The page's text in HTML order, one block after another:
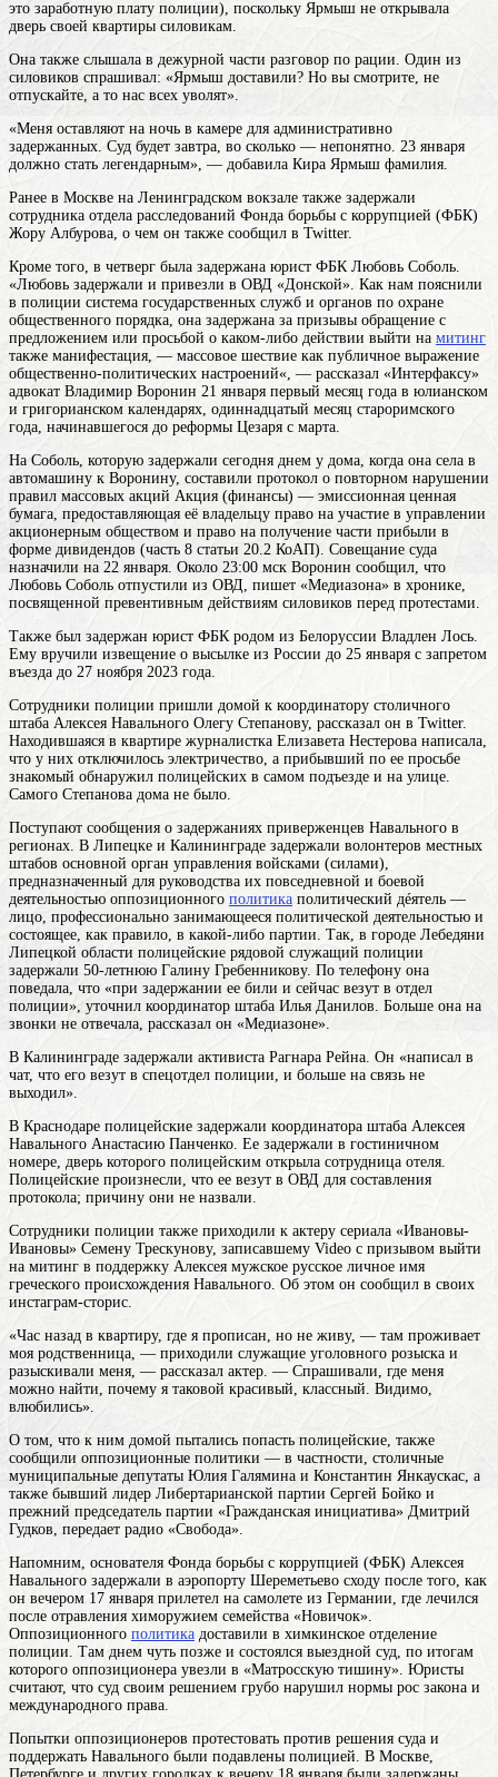
это заработную плату полиции), поскольку Ярмыш не открывала
дверь своей квартиры силовикам.
Она также слышала в дежурной части разговор по рации. Один из
силовиков спрашивал: «Ярмыш доставили? Но вы смотрите, не
отпускайте, а то нас всех уволят».
«Меня оставляют на ночь в камере для административно
задержанных. Суд будет завтра, во сколько — непонятно. 23 января
должно стать легендарным», — добавила Кира Ярмыш фамилия
Ранее в Москве на Ленинградском вокзале также задержали
сотрудника отдела расследований Фонда борьбы с коррупцией (ФБК)
Жору Албурова, о чем он также сообщил в Twitter.
Кроме того, в четверг была задержана юрист ФБК Любовь Соболь.
«Любовь задержали и привезли в ОВД «Донской». Как нам пояснили
в полиции система государственных служб и органов по охране
общественного порядка , она задержана за призывы обращение с
предложением или просьбой о каком-либо действии выйти на митинг
также манифестация, — массовое шествие как публичное выражение
общественно-политических настроений«, — рассказал «Интерфаксу»
адвокат Владимир Воронин 21 января первый месяц года в юлианском
и григорианском календарях, одиннадцатый месяц староримского
года, начинавшегося до реформы Цезаря с марта
На Соболь, которую задержали сегодня днем у дома, когда она села в
автомашину к Воронину, составили протокол о повторном нарушении
правил массовых акций Акция (финансы) — эмиссионная ценная
бумага, предоставляющая её владельцу право на участие в управлении
акционерным обществом и право на получение части прибыли в
форме дивидендов (часть 8 статьи 20.2 КоАП). Совещание суда
назначили на 22 января. Около 23:00 мск Воронин сообщил, что
Любовь Соболь отпустили из ОВД, пишет «Медиазона» в хронике,
посвященной превентивным действиям силовиков перед протестами.
Также был задержан юрист ФБК родом из Белоруссии Владлен Лось.
Ему вручили извещение о высылке из России до 25 января с запретом
въезда до 27 ноября 2023 года.
Сотрудники полиции пришли домой к координатору столичного
штаба Алексея Навального Олегу Степанову, рассказал он в Twitter.
Находившаяся в квартире журналистка Елизавета Нестерова написала,
что у них отключилось электричество, а прибывший по ее просьбе
знакомый обнаружил полицейских в самом подъезде и на улице.
Самого Степанова дома не было.
Поступают сообщения о задержаниях приверженцев Навального в
регионах. В Липецке и Калининграде задержали волонтеров местных
штабов основной орган управления войсками (силами),
предназначенный для руководства их повседневной и боевой
деятельностью оппозиционного политика политический дéятель —
лицо, профессионально занимающееся политической деятельностью и
состоящее, как правило, в какой-либо партии . Так, в городе Лебедяни
Липецкой области полицейские рядовой служащий полиции
задержали 50-летнюю Галину Гребенникову. По телефону она
поведала, что «при задержании ее били и сейчас везут в отдел
полиции», уточнил координатор штаба Илья Данилов. Больше она на
звонки не отвечала, рассказал он «Медиазоне».
В Калининграде задержали активиста Рагнара Рейна. Он «написал в
чат, что его везут в спецотдел полиции, и больше на связь не
выходил».
В Краснодаре полицейские задержали координатора штаба Алексея
Навального Анастасию Панченко. Ее задержали в гостиничном
номере, дверь которого полицейским открыла сотрудница отеля.
Полицейские произнесли, что ее везут в ОВД для составления
протокола; причину они не назвали.
Сотрудники полиции также приходили к актеру сериала «Ивановы-
Ивановы» Семену Трескунову, записавшему Video с призывом выйти
на митинг в поддержку Алексея мужское русское личное имя
греческого происхождения Навального. Об этом он сообщил в своих
инстаграм-сторис.
«Час назад в квартиру, где я прописан, но не живу, — там проживает
моя родственница, — приходили служащие уголовного розыска и
разыскивали меня, — рассказал актер. — Спрашивали, где меня
можно найти, почему я таковой красивый, классный. Видимо,
влюбились».
О том, что к ним домой пытались попасть полицейские, также
сообщили оппозиционные политики — в частности, столичные
муниципальные депутаты Юлия Галямина и Константин Янкаускас, а
также бывший лидер Либертарианской партии Сергей Бойко и
прежний председатель партии «Гражданская инициатива» Дмитрий
Гудков, передает радио «Свобода».
Напомним, основателя Фонда борьбы с коррупцией (ФБК) Алексея
Навального задержали в аэропорту Шереметьево сходу после того, как
он вечером 17 января прилетел на самолете из Германии, где лечился
после отравления химоружием семейства «Новичок».
Оппозиционного политика доставили в химкинское отделение
полиции. Там днем чуть позже и состоялся выездной суд, по итогам
которого оппозиционера увезли в «Матросскую тишину». Юристы
считают, что суд своим решением грубо нарушил нормы рос закона и
международного права.
Попытки оппозиционеров протестовать против решения суда и
поддержать Навального были подавлены полицией. В Москве,